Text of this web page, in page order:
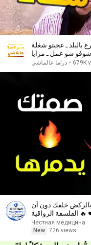
ـ عجبتو شغلة
شو عمل ـ مرايا
دراما عالماشي • 679K
خلفك دون أن
Честная медицина
New 726 views